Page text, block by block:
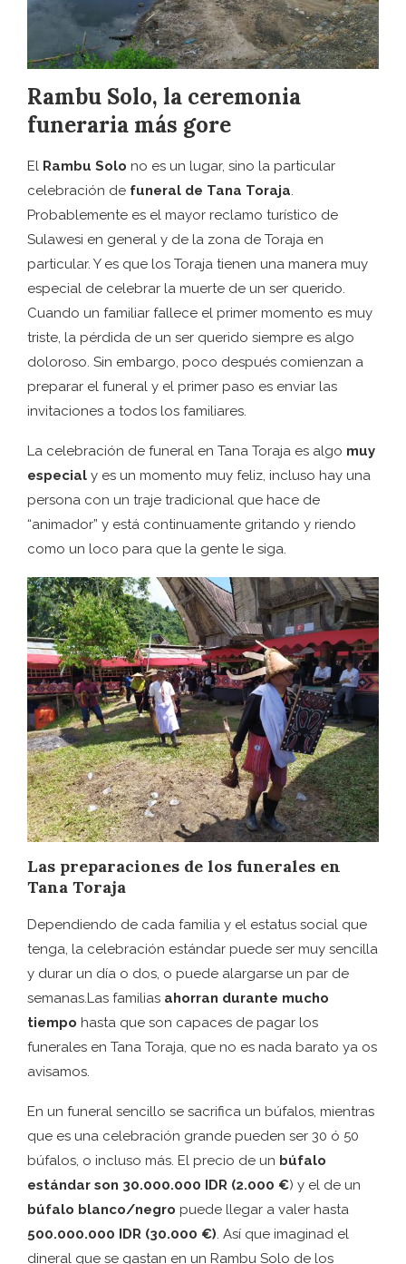
Rambu Solo, la ceremonia
funeraria más gore
El Rambu Solo no es un lugar, sino la particular
celebración de funeral de Tana Toraja.
Probablemente es el mayor reclamo turístico de
Sulawesi en general y de la zona de Toraja en
particular. Y es que los Toraja tienen una manera muy
especial de celebrar la muerte de un ser querido.
Cuando un familiar fallece el primer momento es muy
triste, la pérdida de un ser querido siempre es algo
doloroso. Sin embargo, poco después comienzan a
preparar el funeral y el primer paso es enviar las
invitaciones a todos los familiares.
La celebración de funeral en Tana Toraja es algo muy
especial y es un momento muy feliz, incluso hay una
persona con un traje tradicional que hace de
“animador” y está continuamente gritando y riendo
como un loco para que la gente le siga.
Las preparaciones de los funerales en
Tana Toraja
Dependiendo de cada familia y el estatus social que
tenga, la celebración estándar puede ser muy sencilla
y durar un día o dos, o puede alargarse un par de
semanas.Las familias ahorran durante mucho
tiempo hasta que son capaces de pagar los
funerales en Tana Toraja, que no es nada barato ya os
avisamos.
En un funeral sencillo se sacrifica un búfalos, mientras
que es una celebración grande pueden ser 30 ó 50
búfalos, o incluso más. El precio de un búfalo
estándar son 30.000.000 IDR (2.000 €) y el de un
búfalo blanco/negro puede llegar a valer hasta
500.000.000 IDR (30.000 €) . Así que imaginad el
dineral que se gastan en un Rambu Solo de los